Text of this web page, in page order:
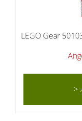
LEGO Gear
>